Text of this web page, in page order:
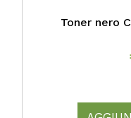
Toner nero